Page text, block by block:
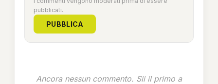
pubblicati.
PUBBLICA
Ancora nessun commento. Sii il primo a